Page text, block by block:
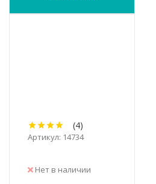
(4)
Артикул: 14734
Нет в наличии